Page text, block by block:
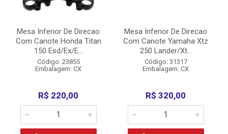
Mesa Inferior De Direcao
Com Canote Honda Titan
150 Esd/Ex/E...
Código: 23855
Embalagem: CX
R$ 220,00
Mesa Inferior De Direcao
Com Canote Yamaha Xtz
250 Lander/Xt...
Código: 31317
Embalagem: CX
R$ 320,00